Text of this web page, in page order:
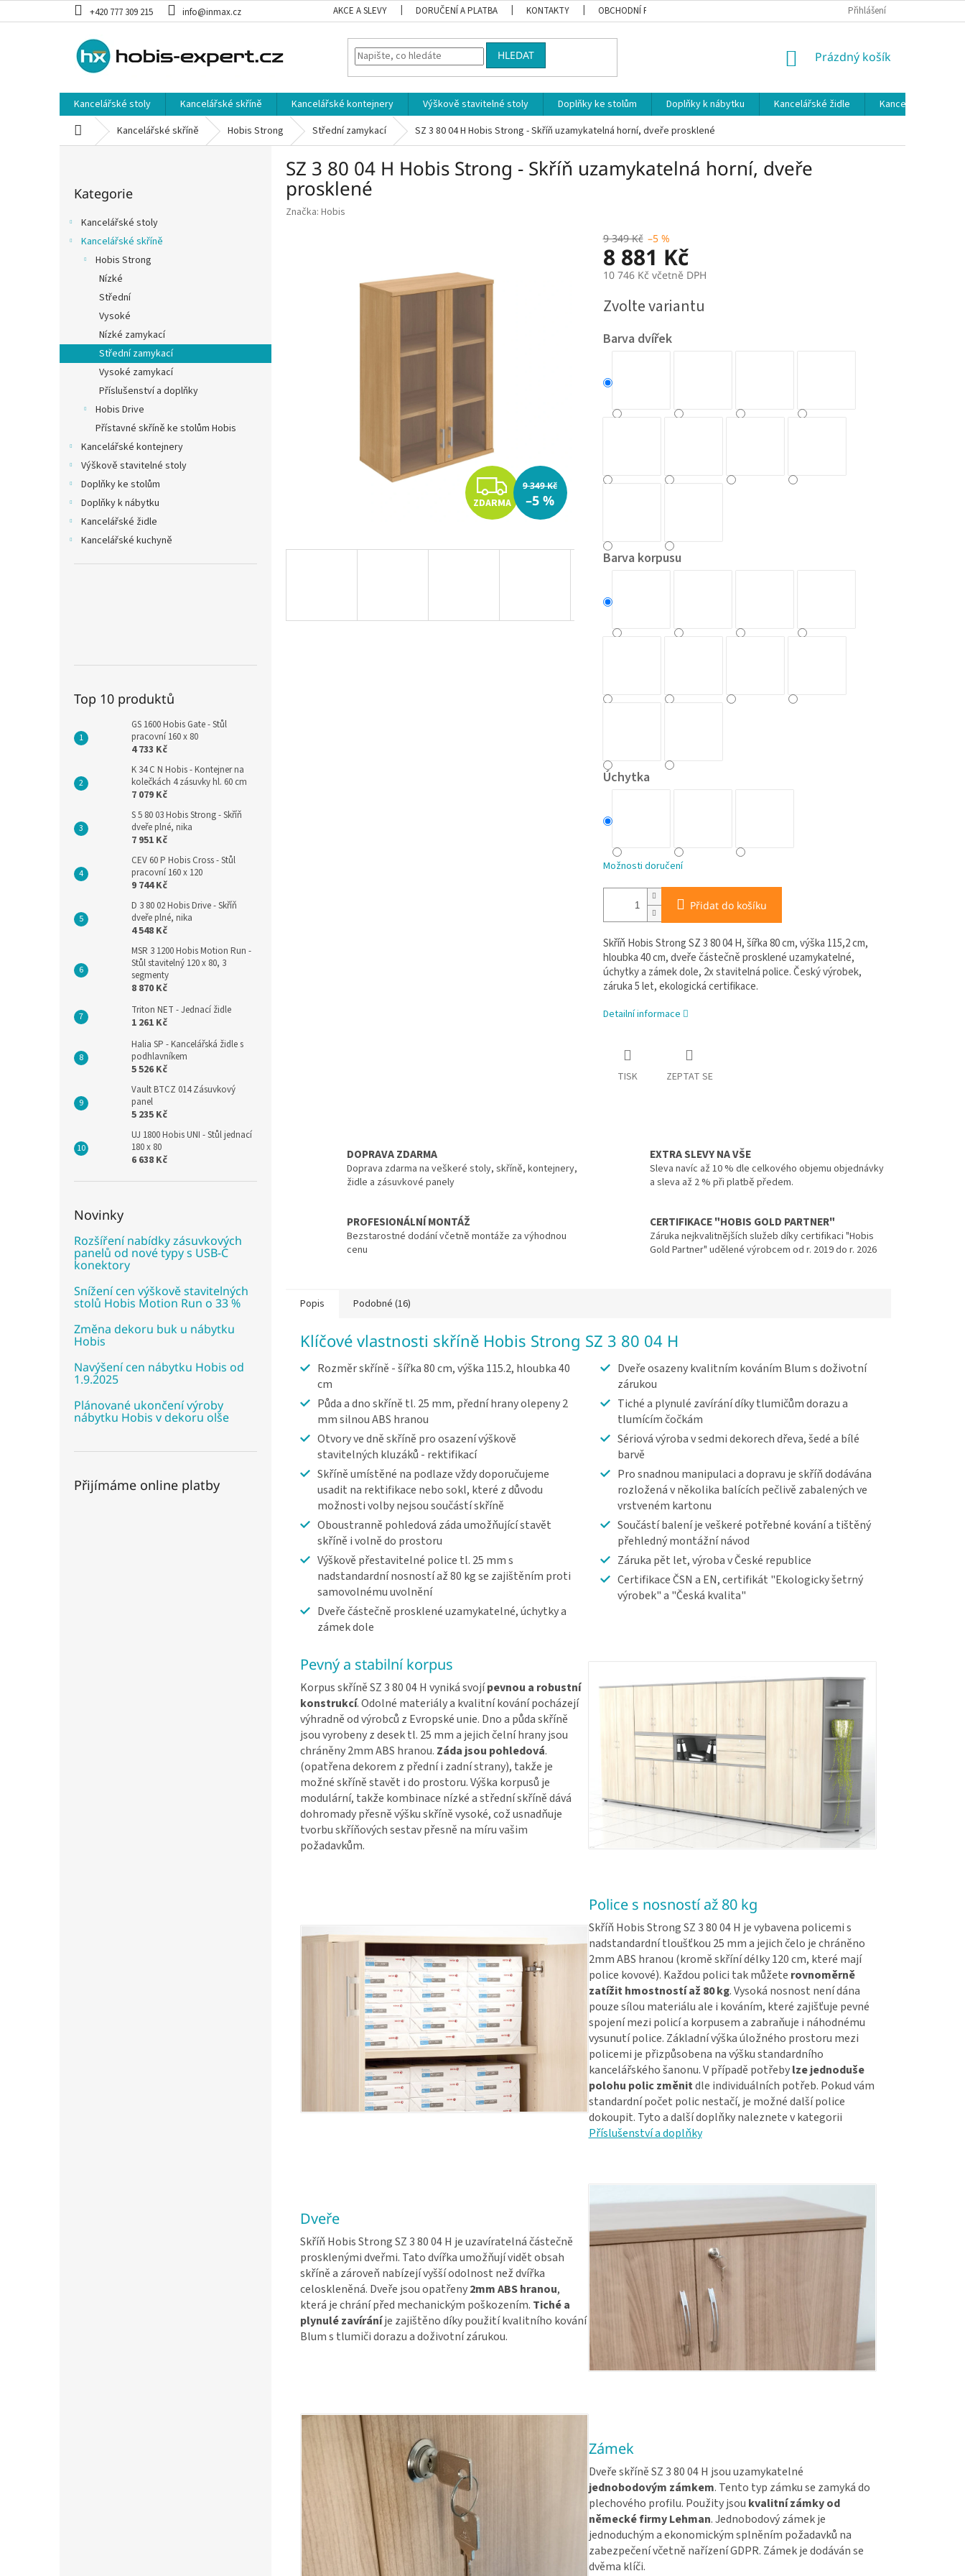
na
+420 777 309 215 info@inmax.cz AKCE A SLEVY DORUČENÍ A PLATBA KONTAKTY OBCHODNÍ PODMÍNKY Přihlášení
HLEDAT
NÁKUPNÍ
Prázdný košík
Kancelářské stoly Kancelářské skříně Kancelářské kontejnery Výškově stavitelné stoly Doplňky ke stolům Doplňky k nábytku Kancelářské židle
Kancelářské
Domů Kancelářské skříně Hobis Strong Střední zamykací SZ 3 80 04 H Hobis Strong - Skříň uzamykatelná horní, dveře prosklené
e
l
kategorie
Kategorie
Kancelářské stoly
Kancelářské skříně
Hobis Strong
Nízké
Střední
Vysoké
Nízké zamykací
Střední zamykací
Vysoké zamykací
Příslušenství a doplňky
Hobis Drive
Přístavné skříně ke stolům Hobis
Kancelářské kontejnery
Výškově stavitelné stoly
Doplňky ke stolům
Doplňky k nábytku
Kancelářské židle
Kancelářské kuchyně
Top 10 produktů
GS 1600 Hobis Gate - Stůl
pracovní 160 x 80
4 733 Kč
K 34 C N Hobis - Kontejner na
kolečkách 4 zásuvky hl. 60 cm
7 079 Kč
S 5 80 03 Hobis Strong - Skříň
dveře plné, nika
7 951 Kč
CEV 60 P Hobis Cross - Stůl
pracovní 160 x 120
9 744 Kč
D 3 80 02 Hobis Drive - Skříň
dveře plné, nika
4 548 Kč
MSR 3 1200 Hobis Motion Run -
Stůl stavitelný 120 x 80, 3
segmenty
8 870 Kč
Triton NET - Jednací židle
1 261 Kč
Halia SP - Kancelářská židle s
podhlavníkem
5 526 Kč
Vault BTCZ 014 Zásuvkový
panel
5 235 Kč
UJ 1800 Hobis UNI - Stůl jednací
180 x 80
6 638 Kč
Novinky
Rozšíření nabídky zásuvkových
panelů od nové typy s USB-C
konektory
Snížení cen výškově stavitelných
stolů Hobis Motion Run o 33 %
Změna dekoru buk u nábytku
Hobis
Navýšení cen nábytku Hobis od
1.9.2025
Plánované ukončení výroby
nábytku Hobis v dekoru olše
Přijímáme online platby
SZ 3 80 04 H Hobis Strong - Skříň uzamykatelná horní, dveře
prosklené
Značka: Hobis
Z
D
A
ZDARMA
9 349 Kč
–5 %
9 349 Kč –5 %
8 881 Kč
10 746 Kč včetně DPH
cena:
Zvolte variantu
Barva dvířek
Barva korpusu
Úchytka
Možnosti doručení
Přidat do košíku
Skříň Hobis Strong SZ 3 80 04 H, šířka 80 cm, výška 115,2 cm,
hloubka 40 cm, dveře částečně prosklené uzamykatelné,
úchytky a zámek dole, 2x stavitelná police. Český výrobek,
záruka 5 let, ekologická certifikace.
Detailní informace
TISK ZEPTAT SE
DOPRAVA ZDARMA
Doprava zdarma na veškeré stoly, skříně, kontejnery,
židle a zásuvkové panely
EXTRA SLEVY NA VŠE
Sleva navíc až 10 % dle celkového objemu objednávky
a sleva až 2 % při platbě předem.
PROFESIONÁLNÍ MONTÁŽ
Bezstarostné dodání včetně montáže za výhodnou
cenu
CERTIFIKACE "HOBIS GOLD PARTNER"
Záruka nejkvalitnějších služeb díky certifikaci "Hobis
Gold Partner" udělené výrobcem od r. 2019 do r. 2026
Popis Podobné (16)
Klíčové vlastnosti skříně Hobis Strong SZ 3 80 04 H
Rozměr skříně - šířka 80 cm, výška 115.2, hloubka 40
cm
Půda a dno skříně tl. 25 mm, přední hrany olepeny 2
mm silnou ABS hranou
Otvory ve dně skříně pro osazení výškově
stavitelných kluzáků - rektifikací
Skříně umístěné na podlaze vždy doporučujeme
usadit na rektifikace nebo sokl, které z důvodu
možnosti volby nejsou součástí skříně
Oboustranně pohledová záda umožňující stavět
skříně i volně do prostoru
Výškově přestavitelné police tl. 25 mm s
nadstandardní nosností až 80 kg se zajištěním proti
samovolnému uvolnění
Dveře částečně prosklené uzamykatelné, úchytky a
zámek dole
Dveře osazeny kvalitním kováním Blum s doživotní
zárukou
Tiché a plynulé zavírání díky tlumičům dorazu a
tlumícím čočkám
Sériová výroba v sedmi dekorech dřeva, šedé a bílé
barvě
Pro snadnou manipulaci a dopravu je skříň dodávána
rozložená v několika balících pečlivě zabalených ve
vrstveném kartonu
Součástí balení je veškeré potřebné kování a tištěný
přehledný montážní návod
Záruka pět let, výroba v České republice
Certifikace ČSN a EN, certifikát "Ekologicky šetrný
výrobek" a "Česká kvalita"
Pevný a stabilní korpus
Korpus skříně SZ 3 80 04 H vyniká svojípevnou a robustní
konstrukcí. Odolné materiály a kvalitní kování pocházejí
výhradně od výrobců z Evropské unie. Dno a půda skříně
jsou vyrobeny z desek tl. 25 mm a jejich čelní hrany jsou
chráněny 2mm ABS hranou. Záda jsou pohledová.
(opatřena dekorem z přední i zadní strany), takže je
možné skříně stavět i do prostoru. Výška korpusů je
modulární, takže kombinace nízké a střední skříně dává
dohromady přesně výšku skříně vysoké, což usnadňuje
tvorbu skříňových sestav přesně na míru vašim
požadavkům.
Police s nosností až 80 kg
Skříň Hobis Strong SZ 3 80 04 H je vybavena policemi s
nadstandardní tloušťkou 25 mm a jejich čelo je chráněno
2mm ABS hranou (kromě skříní délky 120 cm, které mají
police kovové). Každou polici tak můžete rovnoměrně
zatížit hmostností až 80 kg. Vysoká nosnost není dána
pouze sílou materiálu ale i kováním, které zajišťuje pevné
spojení mezi policí a korpusem a zabraňuje i náhodnému
vysunutí police. Základní výška úložného prostoru mezi
policemi je přizpůsobena na výšku standardního
kancelářského šanonu. V případě potřebylze jednoduše
polohu polic změnitdle individuálních potřeb. Pokud vám
standardní počet polic nestačí, je možné další police
dokoupit. Tyto a další doplňky naleznete v kategorii
Příslušenství a doplňky
Dveře
Skříň Hobis Strong SZ 3 80 04 H je uzavíratelná částečně
prosklenými dveřmi. Tato dvířka umožňují vidět obsah
skříně a zároveň nabízejí vyšší odolnost než dvířka
celoskleněná. Dveře jsou opatřeny2mm ABS hranou,
která je chrání před mechanickým poškozením. Tiché a
plynulé zavíráníje zajištěno díky použití kvalitního kování
Blum s tlumiči dorazu a doživotní zárukou.
Zámek
Dveře skříně SZ 3 80 04 H jsou uzamykatelné
jednobodovým zámkem. Tento typ zámku se zamyká do
plechového profilu. Použity jsou kvalitní zámky od
německé firmy Lehman. Jednobodový zámek je
jednoduchým a ekonomickým splněním požadavků na
zabezpečení včetně nařízení GDPR. Zámek je dodáván se
dvěma klíči.